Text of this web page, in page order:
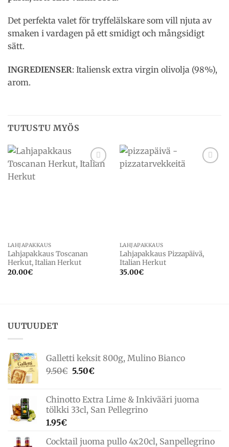
Det perfekta valet för tryffelälskare som vill njuta av
smaken i vardagen på ett smidigt och mångsidigt
sätt.
INGREDIENSER: Italiensk extra virgin olivolja (98%),
arom.
TUTUSTU MYÖS
LAHJAPAKKAUS
Lahjapakkaus Toscanan
Herkut, Italian Herkut
20.00€
LAHJAPAKKAUS
Lahjapakkaus Pizzapäivä,
Italian Herkut
35.00€
UUTUUDET
Galletti keksit 800g, Mulino Bianco
9.50€ Alkuperäinen
9.50€.
5.50€Nykyinen
5.50€.
Chinotto Extra Lime & Inkivääri juoma
tölkki 33cl, San Pellegrino
1.95€
Cocktail juoma pullo 4x20cl, Sanpellegrino